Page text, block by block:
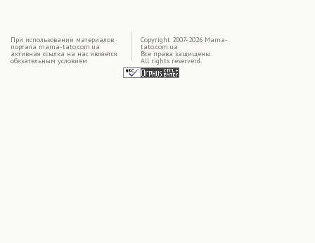
При использовании материалов
портала mama-tato.com.ua
активная ссылка на нас является
обязательным условием
Copyright 2007-2026 Mama-
tato.com.ua
Все права защищены.
All rights reserverd.